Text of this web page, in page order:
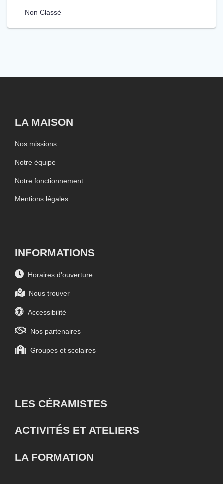
Non Classé
LA MAISON
Nos missions
Notre équipe
Notre fonctionnement
Mentions légales
INFORMATIONS
Horaires d'ouverture
Nous trouver
Accessibilité
Nos partenaires
Groupes et scolaires
LES CÉRAMISTES
ACTIVITÉS ET ATELIERS
LA FORMATION